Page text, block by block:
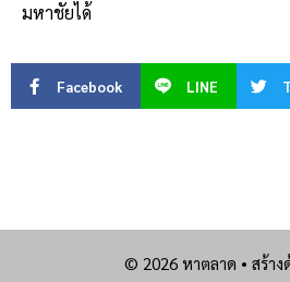
มหาชัยได้
Facebook LINE
© 2026 หาตลาด • สร้าง